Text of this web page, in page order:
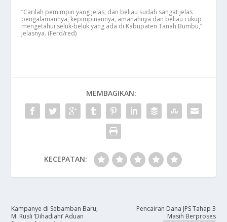
“Carilah pemimpin yang jelas, dan beliau sudah sangat jelas
pengalamannya, kepimpinannya, amanahnya dan beliau cukup
mengetahui seluk-beluk yang ada di Kabupaten Tanah Bumbu,”
jelasnya. (Ferd/red)
MEMBAGIKAN:
KECEPATAN:
Kampanye di Sebamban Baru,
M. Rusli ‘Dihadiahi’ Aduan
Pencairan Dana JPS Tahap 3
Masih Berproses